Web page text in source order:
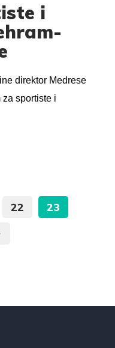
i
direktor Medrese
sportiste i
22
23